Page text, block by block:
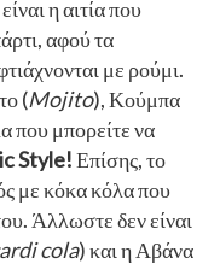
η αιτία που
αφού τα
με ρούμι.
(Mojito), Κούμπα
που μπορείτε να
Style!Επίσης, το
με κόκα κόλα που
Άλλωστε δεν είναι
cola) και η Αβάνα